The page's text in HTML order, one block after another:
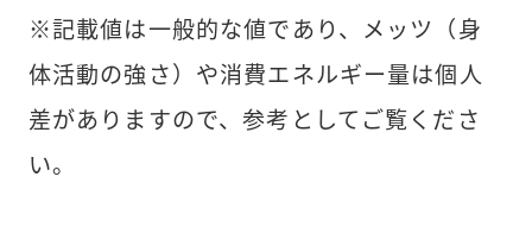
※記載値は一般的な値であり、メッツ（身
体活動の強さ）や消費エネルギー量は個人
差がありますので、参考としてご覧くださ
い。